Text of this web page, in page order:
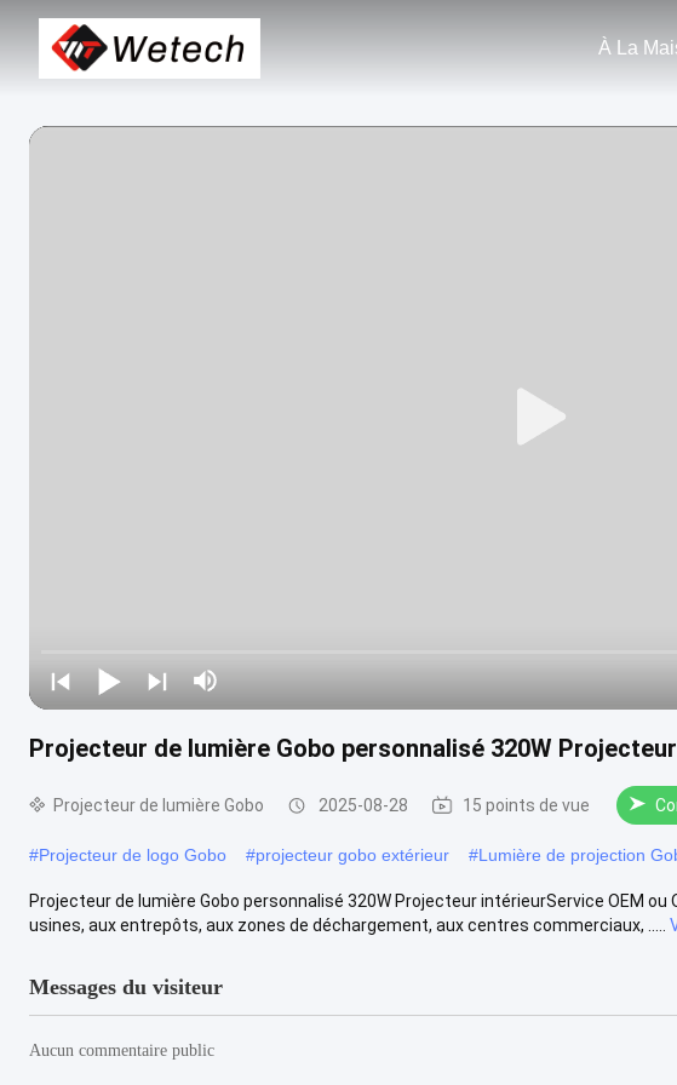
À La
Projecteur de lumière Gobo personnalisé 320W
Projecteur de lumière Gobo 2025-08-28 15 points de vue
#Projecteur de logo Gobo #projecteur gobo extérieur #Lumière de projection
Projecteur de lumière Gobo personnalisé 320W Projecteur intérieurService OEM
usines, aux entrepôts, aux zones de déchargement, aux centres commerciaux, .....
Messages du visiteur
Aucun commentaire public